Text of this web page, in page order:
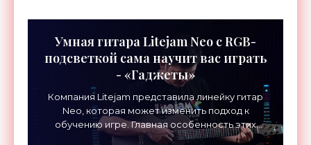
Умная гитара Litejam Neo с RGB-
подсветкой сама научит вас играть
- «Гаджеты»
Компания Litejam представила линейку гитар
Neo, которая может изменить подход к
обучению игре. Главная особенность этих
инструментов – встроенная RGB-подсветка